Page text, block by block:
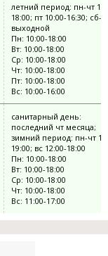
летний период: пн-чт
18:00; пт 10:00-16:30; сб-
выходной
Пн: 10:00-18:00
Вт: 10:00-18:00
Ср: 10:00-18:00
Чт: 10:00-18:00
Пт: 10:00-18:00
Вс: 10:00-16:00
санитарный день:
последний чт месяца;
зимний период: пн-чт
19:00; вс 12:00-18:00
Пн: 10:00-18:00
Вт: 10:00-18:00
Ср: 10:00-18:00
Чт: 10:00-18:00
Вс: 11:00-17:00